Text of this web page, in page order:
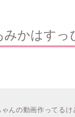
かはすっ
んの動画作ってる